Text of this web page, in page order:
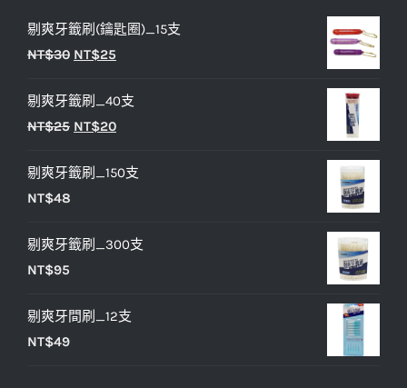
剔爽牙籤刷(鑰匙圈)_15支
NT$30 原
價
格：
NT$25
價
格：
剔爽牙籤刷_40支
NT$25 原
價
NT$20目
價
剔爽牙籤刷_150支
NT$48
剔爽牙籤刷_300支
NT$95
剔爽牙間刷_12支
NT$49